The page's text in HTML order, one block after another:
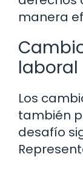
manera
laboral
Los
también
desafío